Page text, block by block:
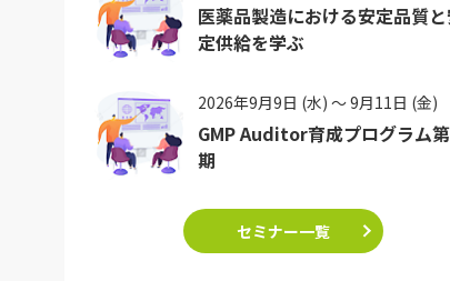
医薬品製造における安定品質
定供給を学ぶ
2026年9月9日 (水) ～ 9月11日 (金)
GMP Auditor育成プログラム
期
セミナー一覧